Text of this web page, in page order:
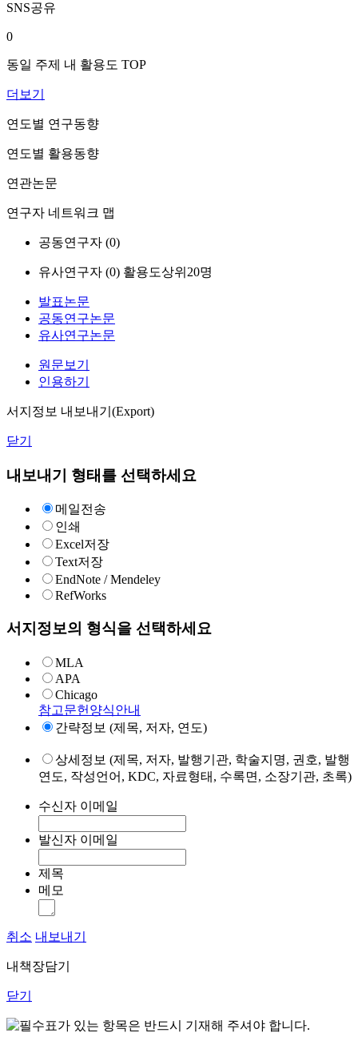
SNS공유
0
동일 주제 내 활용도 TOP
더보기
연도별 연구동향
연도별 활용동향
연관논문
연구자 네트워크 맵
공동연구자 (0)
유사연구자 (0) 활용도상위20명
발표논문
공동연구논문
유사연구논문
원문보기
인용하기
서지정보 내보내기(Export)
닫기
내보내기 형태를 선택하세요
메일전송
인쇄
Excel저장
Text저장
EndNote / Mendeley
RefWorks
서지정보의 형식을 선택하세요
MLA
APA
Chicago
참고문헌양식안내
간략정보 (제목, 저자, 연도)
상세정보 (제목, 저자, 발행기관, 학술지명, 권호, 발행
연도, 작성언어, KDC, 자료형태, 수록면, 소장기관, 초록)
수신자 이메일
발신자 이메일
제목
메모
취소 내보내기
내책장담기
닫기
표가 있는 항목은 반드시 기재해 주셔야 합니다.